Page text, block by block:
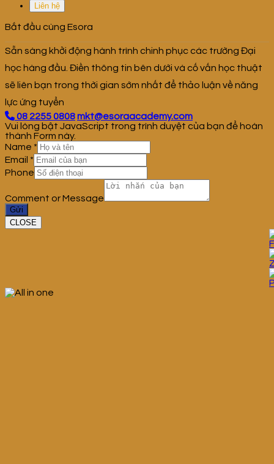
Liên hệ
Bắt đầu cùng Esora
Sẵn sàng khởi động hành trình chinh phục các trường Đại
học hàng đầu. Điền thông tin bên dưới và cố vấn học thuật
sẽ liên bạn trong thời gian sớm nhất để thảo luận về năng
lực ứng tuyển
08 2255 0808mkt@esoraacademy.com
Vui lòng bật JavaScript trong trình duyệt của bạn để hoàn
thành Form này.
Name *
Email *
Phone
Comment or Message
Gửi
CLOSE